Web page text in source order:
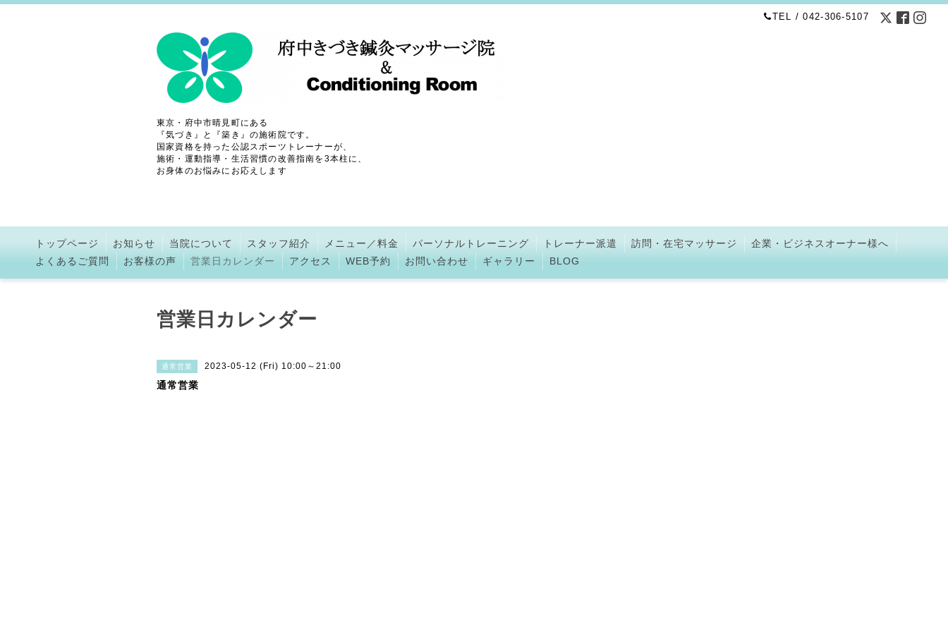
TEL / 042-306-5107
東京・府中市晴見町にある
『気づき』と『築き』の施術院です。
国家資格を持った公認スポーツトレーナーが、
施術・運動指導・生活習慣の改善指南を3本柱に、
お身体のお悩みにお応えします
トップページ お知らせ 当院について スタッフ紹介 メニュー／料金 パーソナルトレーニング トレーナー派遣 訪問・在宅マッサージ
企業・ビジネスオーナー様へ
よくあるご質問
お客様の声 営業日カレンダー アクセス WEB予約 お問い合わせ ギャラリー BLOG
営業日カレンダー
通常営業 2023-05-12 (Fri) 10:00～21:00
通常営業